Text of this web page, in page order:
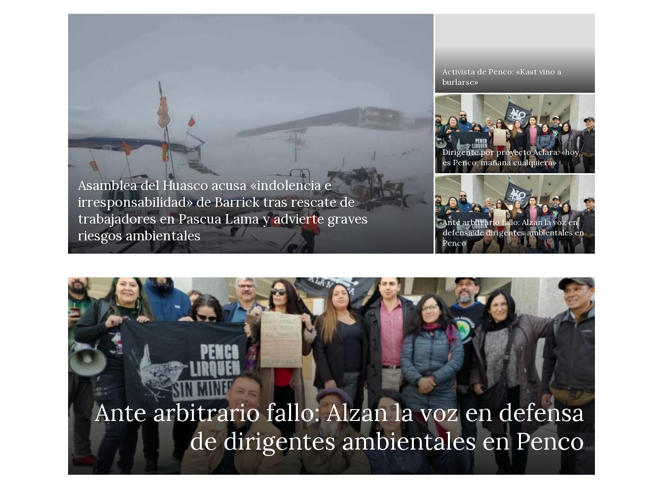
Asamblea del Huasco acusa «indolencia e
irresponsabilidad» de Barrick tras rescate de
trabajadores en Pascua Lama y advierte graves
riesgos ambientales
Activista de Penco: «Kast vino a
burlarse»
Dirigente por proyecto Aclara: «hoy
es Penco, mañana cualquiera»
Ante arbitrario fallo: Alzan la voz en
defensa de dirigentes ambientales en
Penco
Continue to the category
Ante arbitrario fallo: Alzan la voz en defensa
de dirigentes ambientales en Penco